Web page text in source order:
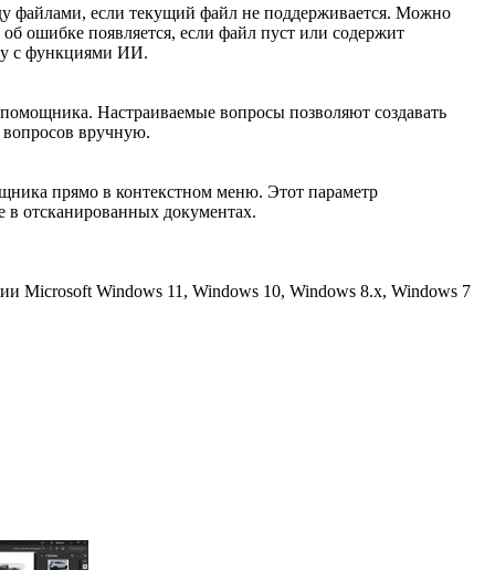
файлами, если текущий файл не поддерживается. Можно
ошибке появляется, если файл пуст или содержит
с функциями ИИ.
Настраиваемые вопросы позволяют создавать
вручную.
прямо в контекстном меню. Этот параметр
в отсканированных документах.
Microsoft Windows 11, Windows 10, Windows 8.x, Windows 7